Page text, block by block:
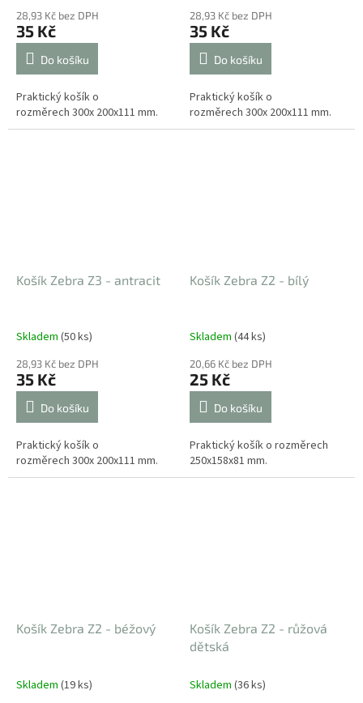
28,93 Kč bez DPH
35 Kč
Do košíku
Praktický košík o
rozměrech 300x 200x111 mm.
28,93 Kč bez DPH
35 Kč
Do košíku
Praktický košík o
rozměrech 300x 200x111 mm.
Košík Zebra Z3 - antracit
Skladem (50 ks)
28,93 Kč bez DPH
35 Kč
Do košíku
Praktický košík o
rozměrech 300x 200x111 mm.
Košík Zebra Z2 - bílý
Skladem (44 ks)
20,66 Kč bez DPH
25 Kč
Do košíku
Praktický košík o rozměrech
250x158x81 mm.
Košík Zebra Z2 - béžový
Skladem (19 ks)
Košík Zebra Z2 - růžová
dětská
Skladem (36 ks)